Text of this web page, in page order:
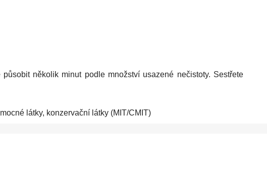
několik minut podle množství usazené nečistoty. Sestřete
látky, konzervační látky (MIT/CMIT)